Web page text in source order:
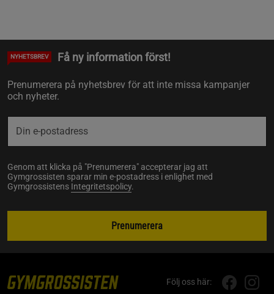
NYHETSBREV Få ny information först!
Prenumerera på nyhetsbrev för att inte missa kampanjer
och nyheter.
Genom att klicka på "Prenumerera" accepterar jag att
Gymgrossisten sparar min e-postadress i enlighet med
Gymgrossistens Integritetspolicy.
Prenumerera
Följ oss här: